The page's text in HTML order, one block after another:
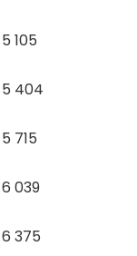
5 105
5 404
5 715
6 039
6 375